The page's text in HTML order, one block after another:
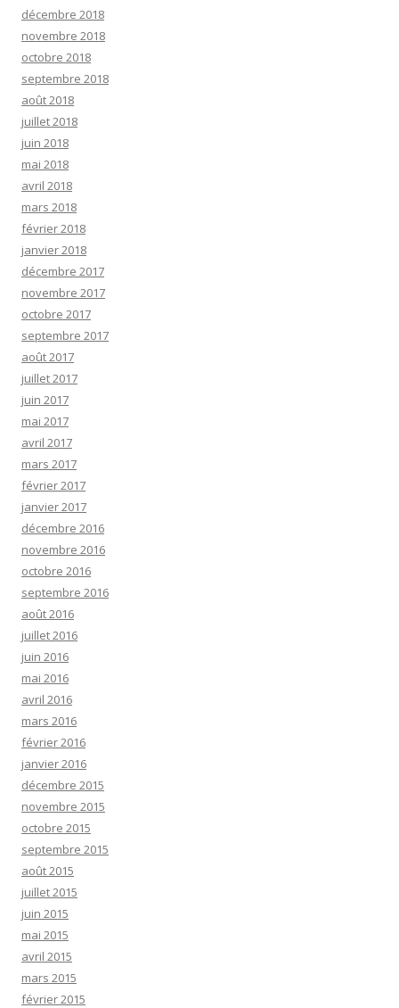
décembre 2018
novembre 2018
octobre 2018
septembre 2018
août 2018
juillet 2018
juin 2018
mai 2018
avril 2018
mars 2018
février 2018
janvier 2018
décembre 2017
novembre 2017
octobre 2017
septembre 2017
août 2017
juillet 2017
juin 2017
mai 2017
avril 2017
mars 2017
février 2017
janvier 2017
décembre 2016
novembre 2016
octobre 2016
septembre 2016
août 2016
juillet 2016
juin 2016
mai 2016
avril 2016
mars 2016
février 2016
janvier 2016
décembre 2015
novembre 2015
octobre 2015
septembre 2015
août 2015
juillet 2015
juin 2015
mai 2015
avril 2015
mars 2015
février 2015